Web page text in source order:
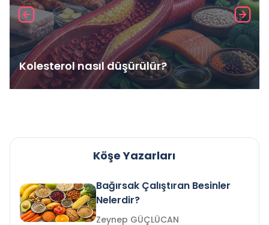
Kolesterol nasıl düşürülür?
Köşe Yazarları
Bağırsak Çalıştıran Besinler
Nelerdir?
Zeynep GÜÇLÜCAN